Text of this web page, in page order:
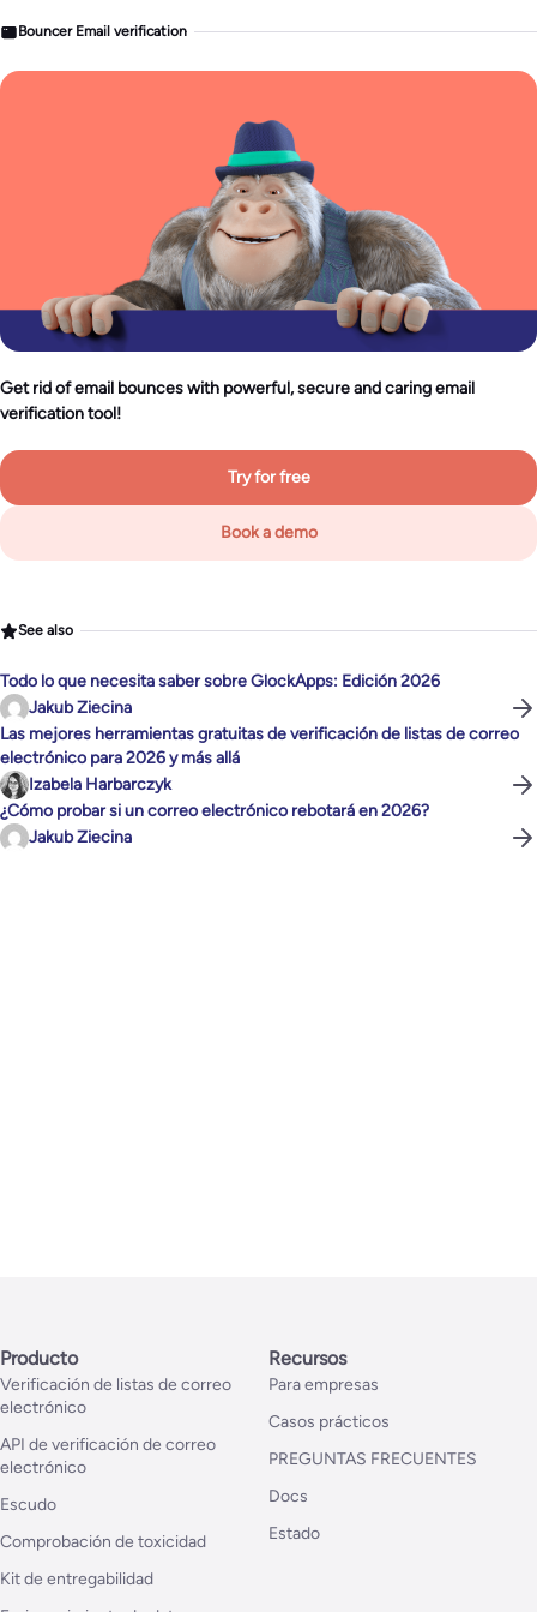
Bouncer Email verification
Get rid of email bounces with powerful, secure and caring email
verification tool!
Try for free
Book a demo
See also
Todo lo que necesita saber sobre GlockApps: Edición 2026
Jakub Ziecina
Las mejores herramientas gratuitas de verificación de listas de correo
electrónico para 2026 y más allá
Izabela Harbarczyk
¿Cómo probar si un correo electrónico rebotará en 2026?
Jakub Ziecina
Producto
Verificación de listas de correo
electrónico
API de verificación de correo
electrónico
Escudo
Comprobación de toxicidad
Kit de entregabilidad
Recursos
Para empresas
Casos prácticos
PREGUNTAS FRECUENTES
Docs
Estado